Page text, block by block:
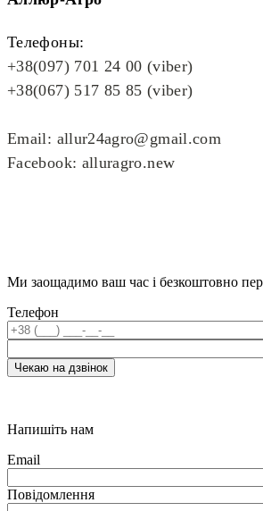
Телефоны:
+38(097) 701 24 00 (viber)
+38(067) 517 85 85 (viber)
Email: allur24agro@gmail.com
Facebook: alluragro.new
Ми заощадимо ваш час і безкоштовно
Телефон
Напишіть нам
Email
Повідомлення